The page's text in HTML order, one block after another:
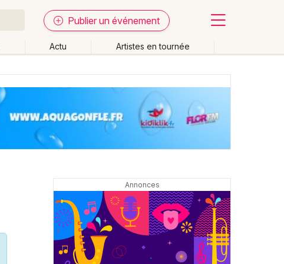
Publier un événement
Actu Artistes en tournée
Effacer les dates
Ce week-end